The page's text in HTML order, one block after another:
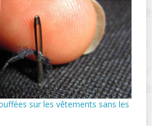
sur les vêtements sans les